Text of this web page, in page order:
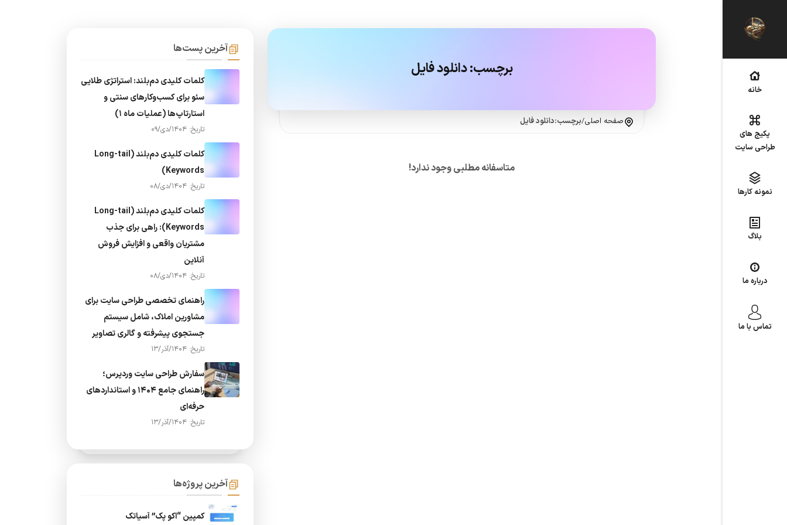
خانه
پکیج های
طراحی سایت
نمونه کارها
بلاگ
درباره ما
تماس با ما
برچسب:دانلود فایل
صفحه اصلی/برچسب:دانلود فایل
متاسفانه مطلبی وجود ندارد!
آخرین پست‌ها
کلمات کلیدی دم‌بلند: استراتژی طلایی
سئو برای کسب‌وکارهای سنتی و
استارتاپ‌ها (عملیات ماه 1)
تاریخ: 1404/دی/09
کلمات کلیدی دم‌بلند (Long-tail
Keywords)
تاریخ: 1404/دی/08
کلمات کلیدی دم‌بلند (Long-tail
Keywords): راهی برای جذب
مشتریان واقعی و افزایش فروش
آنلاین
تاریخ: 1404/دی/08
راهنمای تخصصی طراحی سایت برای
مشاورین املاک، شامل سیستم
جستجوی پیشرفته و گالری تصاویر
تاریخ: 1404/آذر/13
سفارش طراحی سایت وردپرس؛
راهنمای جامع ۱۴۰۴ و استانداردهای
حرفه‌ای
تاریخ: 1404/آذر/13
آخرین پروژه‌ها
کمپین “اکو پک” آسیاتک